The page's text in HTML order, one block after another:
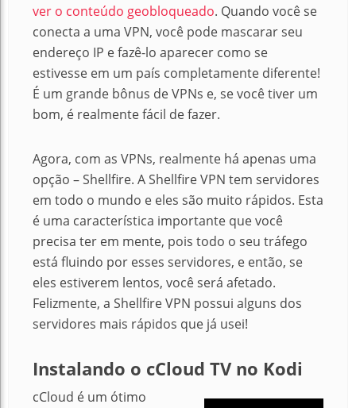
ver o conteúdo geobloqueado. Quando você se
conecta a uma VPN, você pode mascarar seu
endereço IP e fazê-lo aparecer como se
estivesse em um país completamente diferente!
É um grande bônus de VPNs e, se você tiver um
bom, é realmente fácil de fazer.
Agora, com as VPNs, realmente há apenas uma
opção – Shellfire. AShellfire VPN tem servidores
em todo o mundo e eles são muito rápidos. Esta
é uma característica importante que você
precisa ter em mente, pois todo o seu tráfego
está fluindo por esses servidores, e então, se
eles estiverem lentos, você será afetado.
Felizmente, a Shellfire VPN possui alguns dos
servidores mais rápidos que já usei!
Instalando o cCloud TV no Kodi
cCloud é um ótimo